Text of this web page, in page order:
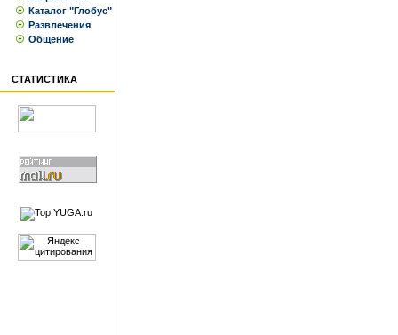
Каталог "Глобус"
Развлечения
Общение
СТАТИСТИКА